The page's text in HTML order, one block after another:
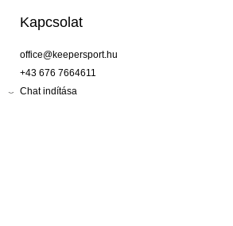
Kapcsolat
office@keepersport.hu
+43 676 7664611
Chat indítása